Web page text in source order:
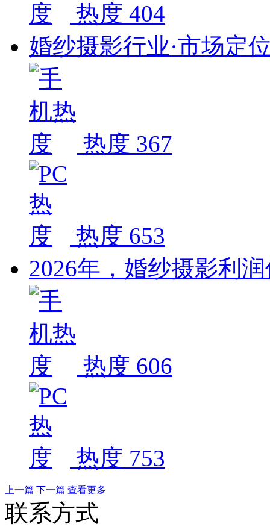
热度 404
婚纱摄影行业·市场定
热度 367
热度 653
2026年，婚纱摄影利
热度 606
热度 753
上一篇 下一篇 查看更多
联系方式